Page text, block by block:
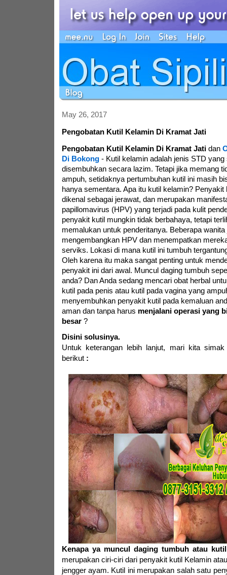
May 26, 2017
Pengobatan Kutil Kelamin Di Kramat Jati
Pengobatan Kutil Kelamin Di Kramat Jatidan
Di Bokong- Kutil kelamin adalah jenis STD
disembuhkan secara lazim. Tetapi jika memang
ampuh, setidaknya pertumbuhan kutil ini masih
hanya sementara. Apa itu kutil kelamin? Penyakit
dikenal sebagai jerawat, dan merupakan
papillomavirus (HPV) yang terjadi pada kulit
penyakit kutil mungkin tidak berbahaya, tetapi
memalukan untuk penderitanya. Beberapa
mengembangkan HPV dan menempatkan
serviks. Lokasi di mana kutil ini tumbuh
Oleh karena itu maka sangat penting untuk
penyakit ini dari awal. Muncul daging tumbuh
anda? Dan Anda sedang mencari obat herbal
kutil pada penis atau kutil pada vagina yang
menyembuhkan penyakit kutil pada kemaluan
aman dan tanpa harus menjalani operasi yang
besar ?
Disini solusinya.
Untuk keterangan lebih lanjut, mari kita simak
berikut:
Kenapa ya muncul daging tumbuh atau
merupakan ciri-ciri dari penyakit kutil Kelamin
jengger ayam. Kutil ini merupakan salah satu